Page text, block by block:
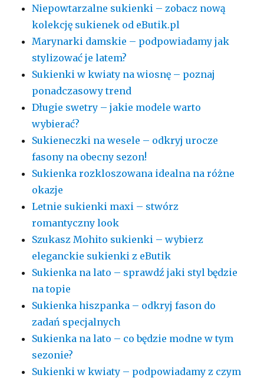
Niepowtarzalne sukienki – zobacz nową
kolekcję sukienek od eButik.pl
Marynarki damskie – podpowiadamy jak
stylizować je latem?
Sukienki w kwiaty na wiosnę – poznaj
ponadczasowy trend
Długie swetry – jakie modele warto
wybierać?
Sukieneczki na wesele – odkryj urocze
fasony na obecny sezon!
Sukienka rozkloszowana idealna na różne
okazje
Letnie sukienki maxi – stwórz
romantyczny look
Szukasz Mohito sukienki – wybierz
eleganckie sukienki z eButik
Sukienka na lato – sprawdź jaki styl będzie
na topie
Sukienka hiszpanka – odkryj fason do
zadań specjalnych
Sukienka na lato – co będzie modne w tym
sezonie?
Sukienki w kwiaty – podpowiadamy z czym